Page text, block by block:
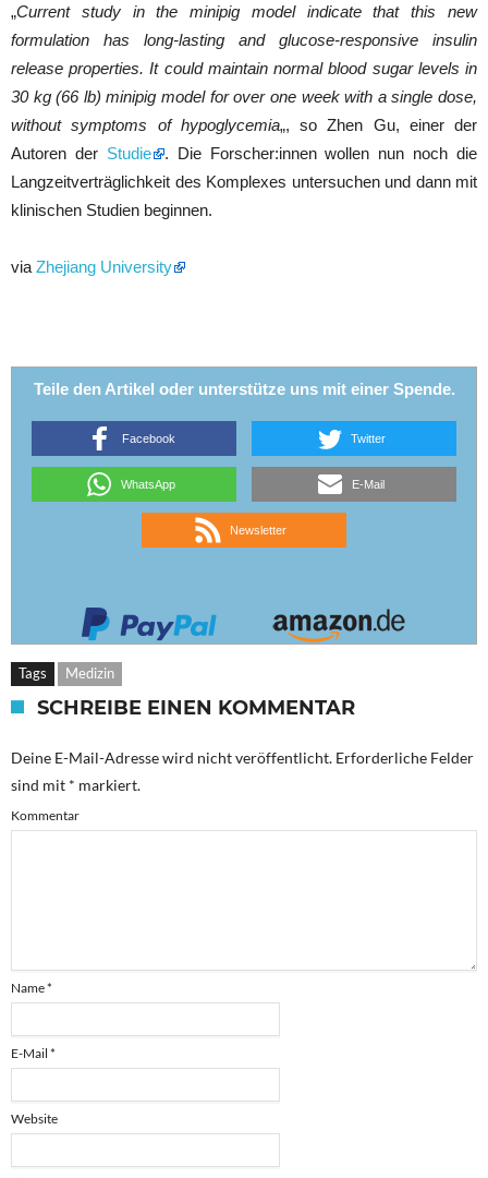
„Current study in the minipig model indicate that this new
formulation has long-lasting and glucose-responsive insulin
release properties. It could maintain normal blood sugar levels in
30 kg (66 lb) minipig model for over one week with a single dose,
without symptoms of hypoglycemia„, so Zhen Gu, einer der
Autoren der Studie
. Die Forscher:innen wollen nun noch die
Langzeitverträglichkeit des Komplexes untersuchen und dann mit
klinischen Studien beginnen.
via Zhejiang University
Teile den Artikel oder unterstütze uns mit einer Spende.
Facebook Twitter
WhatsApp E-Mail
Newsletter
Tags Medizin
SCHREIBE EINEN KOMMENTAR
Deine E-Mail-Adresse wird nicht veröffentlicht. Erforderliche Felder
sind mit * markiert.
Kommentar
Name*
E-Mail *
Website